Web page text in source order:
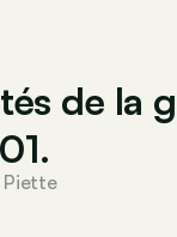
de la
Piette